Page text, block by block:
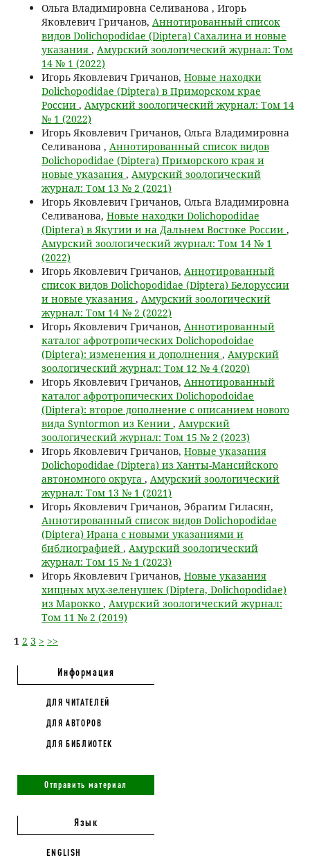
Ольга Владимировна Селиванова , Игорь
Яковлевич Гричанов, Аннотированный список
видов Dolichopodidae (Diptera) Сахалина и новые
указания , Амурский зоологический журнал: Том
14 № 1 (2022)
Игорь Яковлевич Гричанов, Новые находки
Dolichopodidae (Diptera) в Приморском крае
России , Амурский зоологический журнал: Том 14
№ 1 (2022)
Игорь Яковлевич Гричанов, Ольга Владимировна
Селиванова , Аннотированный список видов
Dolichopodidae (Diptera) Приморского края и
новые указания , Амурский зоологический
журнал: Том 13 № 2 (2021)
Игорь Яковлевич Гричанов, Ольга Владимировна
Cеливанова, Новые находки Dolichopodidae
(Diptera) в Якутии и на Дальнем Востоке России ,
Амурский зоологический журнал: Том 14 № 1
(2022)
Игорь Яковлевич Гричанов, Аннотированный
список видов Dolichopodidae (Diptera) Белоруссии
и новые указания , Амурский зоологический
журнал: Том 14 № 2 (2022)
Игорь Яковлевич Гричанов, Аннотированный
каталог афротропических Dolichopodoidae
(Diptera): изменения и дополнения , Амурский
зоологический журнал: Том 12 № 4 (2020)
Игорь Яковлевич Гричанов, Аннотированный
каталог афротропических Dolichopodoidae
(Diptera): второе дополнение с описанием нового
вида Syntormon из Кении , Амурский
зоологический журнал: Том 15 № 2 (2023)
Игорь Яковлевич Гричанов, Новые указания
Dolichopodidae (Diptera) из Ханты-Мансийского
автономного округа , Амурский зоологический
журнал: Том 13 № 1 (2021)
Игорь Яковлевич Гричанов, Эбрагим Гиласян,
Аннотированный список видов Dolichopodidae
(Diptera) Ирана с новыми указаниями и
библиографией , Амурский зоологический
журнал: Том 15 № 1 (2023)
Игорь Яковлевич Гричанов, Новые указания
хищных мух-зеленушек (Diptera, Dolichopodidae)
из Марокко , Амурский зоологический журнал:
Том 11 № 2 (2019)
1 2 3 > >>
Информация
ДЛЯ ЧИТАТЕЛЕЙ
ДЛЯ АВТОРОВ
ДЛЯ БИБЛИОТЕК
Отправить материал
Язык
ENGLISH